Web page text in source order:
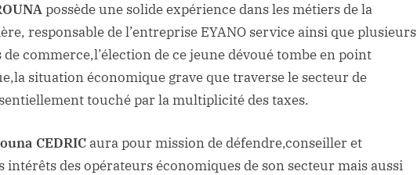
possède une solide expérience dans les métiers de la
responsable de l’entreprise EYANO service ainsi que plusieurs
commerce,l’élection de ce jeune dévoué tombe en point
situation économique grave que traverse le secteur de
touché par la multiplicité des taxes.
CEDRIC aura pour mission de défendre,conseiller et
des opérateurs économiques de son secteur mais aussi